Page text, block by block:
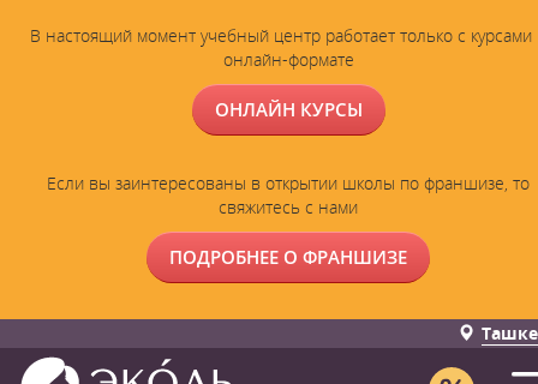
В настоящий момент учебный центр работает только с курсами
онлайн-формате
ОНЛАЙН КУРСЫ
Если вы заинтересованы в открытии школы по франшизе, то
свяжитесь с нами
ПОДРОБНЕЕ О ФРАНШИЗЕ